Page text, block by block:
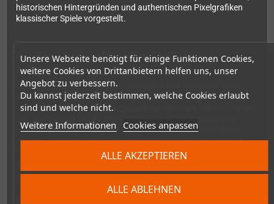
Unsere Webseite benötigt für einige Funktionen Cookies,
weitere Cookies von Drittanbietern helfen uns, unser
Angebot zu verbessern.
Du kannst jederzeit bestimmen, welche Cookies erlaubt
sind und welche nicht.
Weitere Informationen Cookies anpassen
ALLE ABLEHNEN
ALLE AKZEPTIEREN
historischen Hintergründen und authentischen Pixelgrafiken
klassischer Spiele vorgestellt.
Fundierte Recherche trifft auf brillante
Aufmachung
Über 800 hochwertige Fotos, kompakte und pointierte Texte
sowie ausführliche Technik-Tabellen machen dieses Buch zum
unverzichtbaren Nachschlagewerk für Sammler, Retro-Fans und
umfassend aktualisiert und um die neuesten Entwicklungen
ergänzt. Renommierte Fachmagazine wie c't, GameStar und
Man!ac loben das Werk als "gedrucktes Juwel", "Pflichtlektüre"